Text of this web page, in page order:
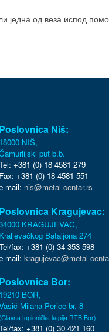
једна од веза испод
Poslovnica Niš:
18000 NIŠ,
put b.b.
+381 (0) 18 4581 279
Fax: +381 (0) 18 4581 551
mail: nis@metal-centar.rs
Poslovnica Kragujevac:
KRAGUJEVAC,
Kraljevačkog Bataljona 274
fax: +381 (0) 34 353 598
mail:kragujevac@metal-
Poslovnica Bor:
19210 BOR,
Milana Perice br. 8
(Glavna topionička kapija RTB Bor)
fax: +381 (0) 30 421 160